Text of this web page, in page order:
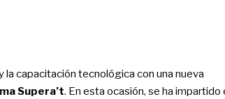
la capacitación tecnológica con una nueva
Supera’t. En esta ocasión, se ha impartido